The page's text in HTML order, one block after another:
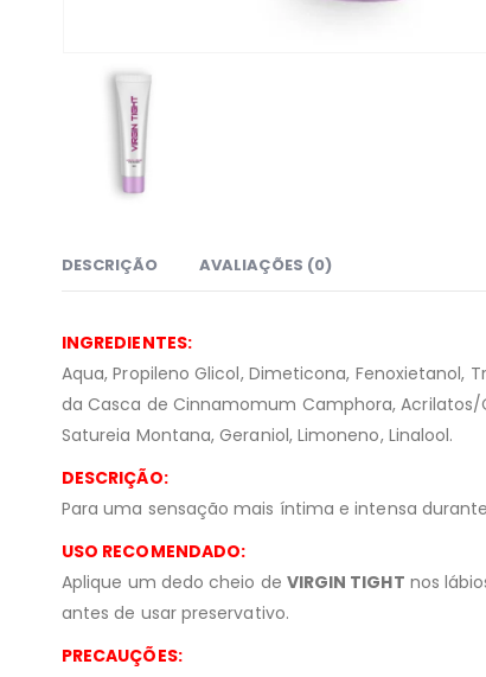
DESCRIÇÃO AVALIAÇÕES (0)
INGREDIENTES:
Aqua, Propileno Glicol, Dimeticona, Fenoxietanol,
da Casca de Cinnamomum Camphora, Acrilatos/
Satureia Montana, Geraniol, Limoneno, Linalool.
DESCRIÇÃO:
Para uma sensação mais íntima e intensa
USO RECOMENDADO:
Aplique um dedo cheio de VIRGIN TIGHT nos
antes de usar preservativo.
PRECAUÇÕES: